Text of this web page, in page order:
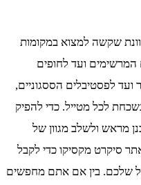
שקשה למצוא במקומות
ועד לחופים
לפסטיבלים הססגוניים,
לכל מטייל. כדי להפיק
מראש ולשלב מגוון של
סיקרט מקסיקו כדי לקבל
שלכם. בין אם אתם מחפשים